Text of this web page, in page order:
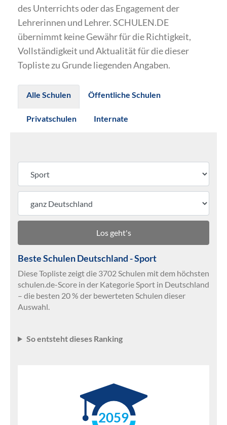
des Unterrichts oder das Engagement der
Lehrerinnen und Lehrer. SCHULEN.DE
übernimmt keine Gewähr für die Richtigkeit,
Vollständigkeit und Aktualität für die dieser
Topliste zu Grunde liegenden Angaben.
Alle Schulen Öffentliche Schulen
Privatschulen Internate
Los geht's
Beste Schulen Deutschland - Sport
Diese Topliste zeigt die 3702 Schulen mit dem höchsten
schulen.de-Score in der Kategorie Sport in Deutschland
– die besten 20 % der bewerteten Schulen dieser
Auswahl.
So entsteht dieses Ranking
2059